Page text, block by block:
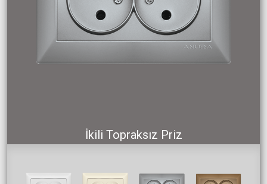
İkili Topraksız Priz